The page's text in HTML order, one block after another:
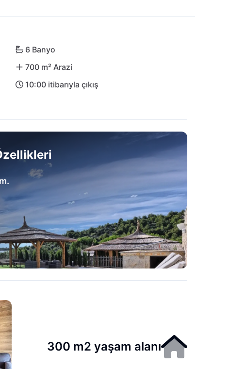
köprüden arabayla ulaşabilir, Zadar ve Split
mesafe var!
6 Banyo
700 m² Arazi
10:00 itibarıyla çıkış
300 m2 yaşam alanı